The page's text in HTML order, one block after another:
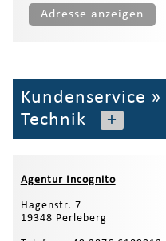
Adresse anzeigen
Kundenservice »
Technik
+
Agentur Incognito
Hagenstr. 7
19348 Perleberg